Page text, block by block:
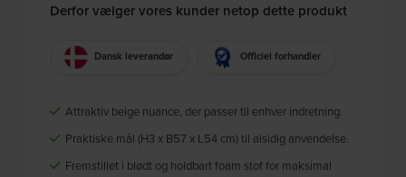
Derfor vælger vores kunder netop dette produkt
Dansk leverandør Officiel forhandler
Attraktiv beige nuance, der passer til enhver indretning.
Praktiske mål (H3 x B57 x L54 cm) til alsidig anvendelse.
Fremstillet i blødt og holdbart foam stof for maksimal